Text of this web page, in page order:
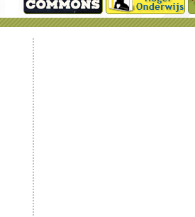
Menu
primary
secondary